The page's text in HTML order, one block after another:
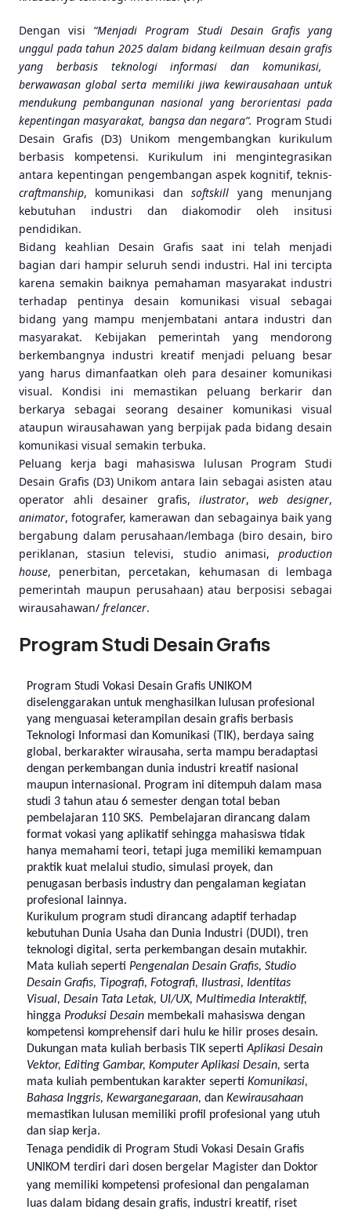
Dengan visi “Menjadi Program Studi Desain Grafisyang
unggul pada tahun 2025 dalam bidang keilmuan desain grafis
yang berbasis teknologi informasi dan komunikasi,
berwawasan global serta memiliki jiwa kewirausahaan untuk
mendukung pembangunan nasional yang berorientasi pada
kepentingan masyarakat, bangsa dan negara”. Program Studi
Desain Grafis (D3) Unikom mengembangkan kurikulum
berbasis kompetensi. Kurikulum ini mengintegrasikan
antara kepentingan pengembangan aspek kognitif, teknis-
craftmanship, komunikasi dansoftskill yang menunjang
kebutuhan industri dan diakomodir oleh insitusi
pendidikan.
Bidang keahlian Desain Grafis saat ini telah menjadi
bagian dari hampir seluruh sendi industri. Hal ini tercipta
karena semakin baiknya pemahaman masyarakat industri
terhadap pentinya desain komunikasi visual sebagai
bidang yang mampu menjembatani antara industri dan
masyarakat. Kebijakan pemerintah yang mendorong
berkembangnya industri kreatif menjadi peluang besar
yang harus dimanfaatkan oleh para desainer komunikasi
visual. Kondisi ini memastikan peluang berkarir dan
berkarya sebagai seorang desainer komunikasi visual
ataupun wirausahawan yang berpijak pada bidang desain
komunikasi visual semakin terbuka.
Peluang kerja bagi mahasiswa lulusan Program Studi
Desain Grafis (D3) Unikom antara lain sebagai asisten atau
operator ahli desainer grafis, ilustrator, web designer,
animator, fotografer, kamerawan dan sebagainya baik yang
bergabung dalam perusahaan/lembaga (biro desain, biro
periklanan, stasiun televisi, studio animasi, production
house, penerbitan, percetakan, kehumasan di lembaga
pemerintah maupun perusahaan) atau berposisi sebagai
wirausahawan/ frelancer.
Program Studi Desain Grafis
Program Studi Vokasi Desain Grafis UNIKOM
diselenggarakan untuk menghasilkan lulusan profesional
yang menguasai keterampilan desain grafis berbasis
Teknologi Informasi dan Komunikasi (TIK), berdaya saing
global, berkarakter wirausaha, serta mampu beradaptasi
dengan perkembangan dunia industri kreatif nasional
maupun internasional. Program ini ditempuh dalam masa
studi 3 tahun atau 6 semester dengan total beban
pembelajaran 110 SKS.
Pembelajaran dirancang dalam
format vokasi yang aplikatif sehingga mahasiswa tidak
hanya memahami teori, tetapi juga memiliki kemampuan
praktik kuat melalui studio, simulasi proyek, dan
penugasan berbasis industry dan pengalaman kegiatan
profesional lainnya.
Kurikulum program studi dirancang adaptif terhadap
kebutuhan Dunia Usaha dan Dunia Industri (DUDI), tren
teknologi digital, serta perkembangan desain mutakhir.
Mata kuliah seperti Pengenalan Desain Grafis, Studio
Desain Grafis, Tipografi, Fotografi, Ilustrasi, Identitas
Visual, Desain Tata Letak, UI/UX, Multimedia Interaktif,
hingga Produksi Desain membekali mahasiswa dengan
kompetensi komprehensif dari hulu ke hilir proses desain.
Dukungan mata kuliah berbasis TIK sepertiAplikasi Desain
Vektor, Editing Gambar, Komputer Aplikasi Desain, serta
mata kuliah pembentukan karakter seperti Komunikasi,
Bahasa Inggris, Kewarganegaraan, dan Kewirausahaan
memastikan lulusan memiliki profil profesional yang utuh
dan siap kerja.
Tenaga pendidik di Program Studi Vokasi Desain Grafis
UNIKOM terdiri dari dosen bergelar Magister dan Doktor
yang memiliki kompetensi profesional dan pengalaman
luas dalam bidang desain grafis, industri kreatif, riset